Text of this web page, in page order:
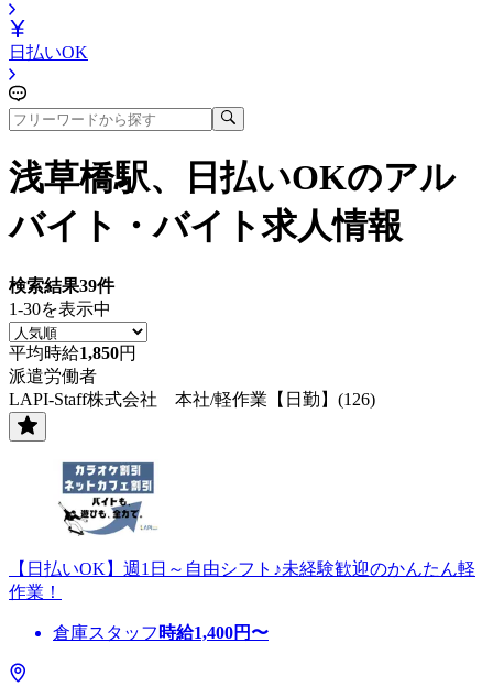
日払いOK
浅草橋駅、日払いOKのアル
バイト・バイト求人情報
検索結果39件
1-30を表示中
平均時給1,850円
派遣労働者
LAPI-Staff株式会社 本社/軽作業【日勤】(126)
【日払いOK】週1日～自由シフト♪未経験歓迎のかんたん軽
作業！
倉庫スタッフ 時給1,400円〜